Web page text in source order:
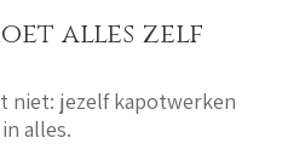
alles zelf
niet: jezelf kapotwerken
alles.